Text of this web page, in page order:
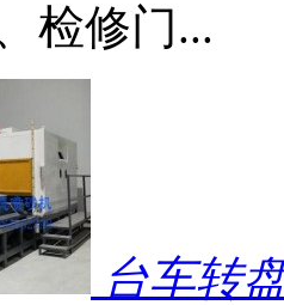
检修门...
台车转